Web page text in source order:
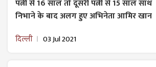
पत्नी से 16 साल तो दूसरी पत्नी से 15 साल साथ
निभाने के बाद अलग हुए अभिनेता आमिर खान
दिल्ली 03 Jul 2021